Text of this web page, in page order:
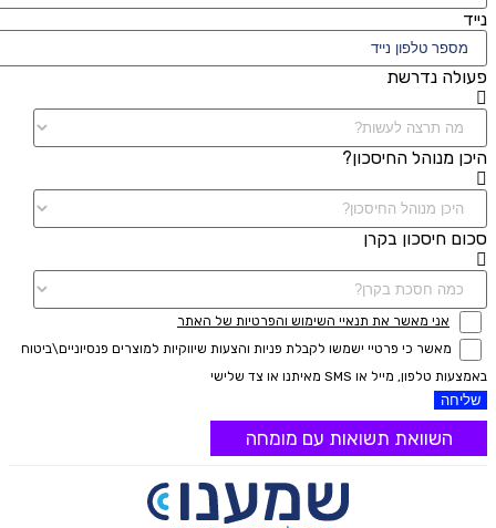
נייד
פעולה נדרשת
היכן מנוהל החיסכון?
סכום חיסכון בקרן
אני מאשר את תנאיי השימוש והפרטיות של האתר
מאשר כי פרטיי ישמשו לקבלת פניות והצעות שיווקיות למוצרים פנסיוניים\ביטוח
באמצעות טלפון, מייל או SMS מאיתנו או צד שלישי
שליחה
השוואת תשואות עם מומחה